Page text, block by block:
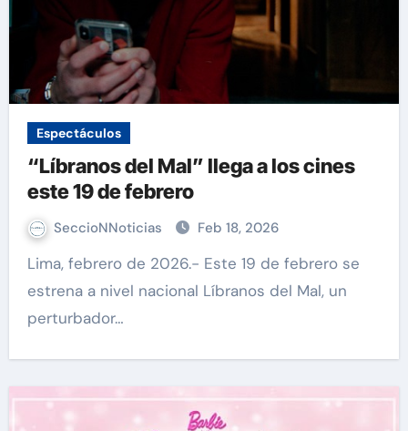
Espectáculos
“Líbranos del Mal” llega a los cines
este 19 de febrero
SeccioNNoticias Feb 18, 2026
Lima, febrero de 2026.- Este 19 de febrero se
estrena a nivel nacional Líbranos del Mal, un
perturbador…